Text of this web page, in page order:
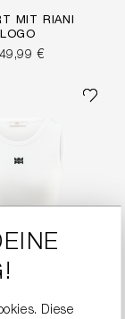
MIT RIANI
LOGO
€
Diese